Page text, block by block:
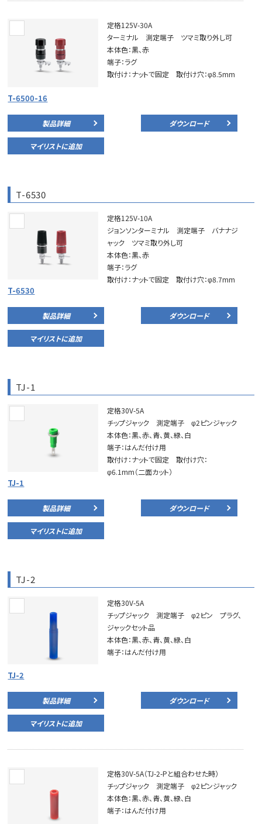
T-6500-16
定格125V-30A
ターミナル 測定端子 ツマミ取り外し可
本体色：黒、赤
端子：ラグ
取付け：ナットで固定 取付け穴：φ8.5mm
製品詳細 ダウンロード
マイリストに追加
T-6530
T-6530
定格125V-10A
ジョンソンターミナル 測定端子 バナナジ
ャック ツマミ取り外し可
本体色：黒、赤
端子：ラグ
取付け：ナットで固定 取付け穴：φ8.7mm
製品詳細 ダウンロード
マイリストに追加
TJ-1
TJ-1
定格30V-5A
チップジャック 測定端子 φ2ピンジャック
本体色：黒、赤、青、黄、緑、白
端子：はんだ付け用
取付け：ナットで固定 取付け穴：
φ6.1mm（二面カット）
製品詳細 ダウンロード
マイリストに追加
TJ-2
TJ-2
定格30V-5A
チップジャック 測定端子 φ2ピン プラグ、
ジャックセット品
本体色：黒、赤、青、黄、緑、白
端子：はんだ付け用
製品詳細 ダウンロード
マイリストに追加
定格30V-5A（TJ-2-Pと組合わせた時）
チップジャック 測定端子 φ2ピンジャック
本体色：黒、赤、青、黄、緑、白
端子：はんだ付け用